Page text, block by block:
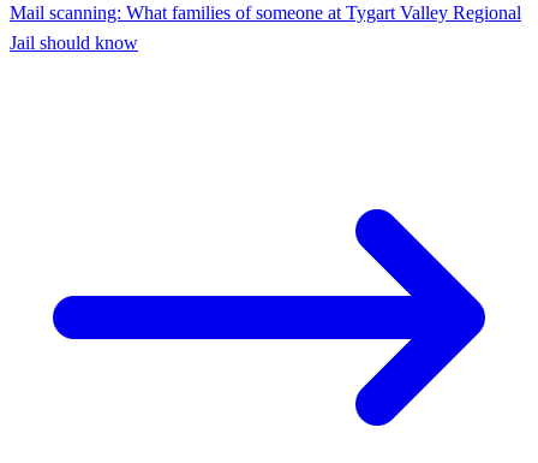
Mail scanning: What families of someone at Tygart Valley Regional
Jail should know